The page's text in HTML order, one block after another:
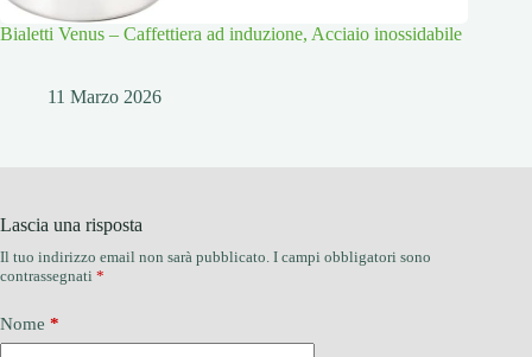
Bialetti Venus – Caffettiera ad induzione, Acciaio inossidabile
11 Marzo 2026
Lascia una risposta
Il tuo indirizzo email non sarà pubblicato. I campi obbligatori sono
contrassegnati *
Nome *